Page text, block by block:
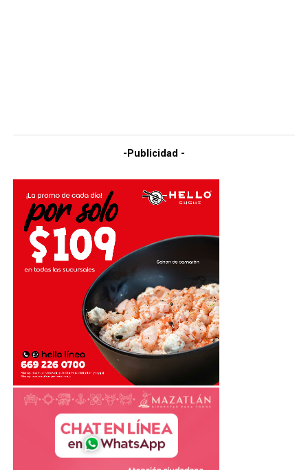
-Publicidad -